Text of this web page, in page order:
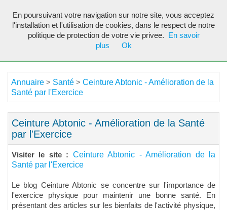
Annuaire > Santé > Ceinture Abtonic - Amélioration de la
Santé par l'Exercice
Ceinture Abtonic - Amélioration de la Santé
par l'Exercice
Visiter le site : Ceinture Abtonic - Amélioration de la
Santé par l'Exercice
Le blog Ceinture Abtonic se concentre sur l'importance de
l'exercice physique pour maintenir une bonne santé. En
présentant des articles sur les bienfaits de l'activité physique,
En poursuivant votre navigation sur notre site, vous acceptez
l'installation et l'utilisation de cookies, dans le respect de notre
politique de protection de votre vie privee.
En savoir
plus
Ok